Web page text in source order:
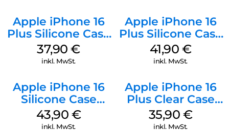
Apple iPhone 16
Plus Silicone Case
MagSafe Lake
Green
37,90€
inkl. MwSt.
Apple iPhone 16
Plus Silicone Case
MagSafe Stone
Gray
41,90 €
inkl. MwSt.
Apple iPhone 16
Silicone Case
MagSafe Plum
43,90 €
inkl. MwSt.
Apple iPhone 16
Plus Clear Case
MagSafe
Transparent
35,90 €
inkl. MwSt.